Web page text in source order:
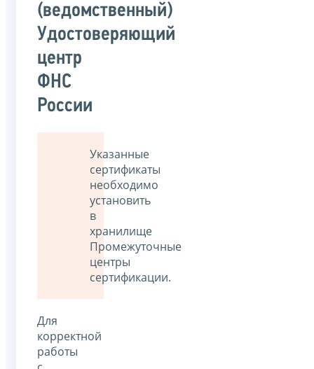
(ведомственный)
Удостоверяющий
центр
ФНС
России
Указанныe
сертификаты
необходимо
установить
в
хранилище
Промежуточные
центры
сертификации.
Для
корректной
работы